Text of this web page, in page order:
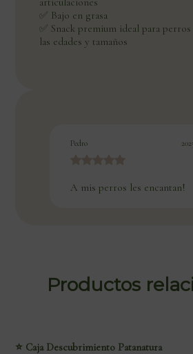
✅ Bajo en grasa
✅ Snack premium ideal para
las edades y tamaños
Pedro
A mis perros les encantan!
Productos
⭐ Caja Descubrimiento Patanatura